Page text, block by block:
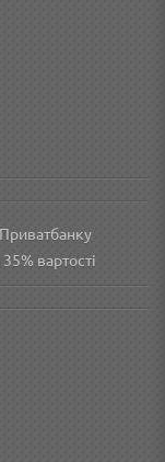
вартості